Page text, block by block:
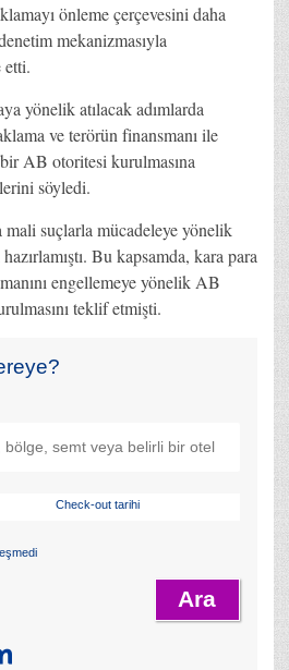
önleme çerçevesini daha
mekanizmasıyla
etti.
yönelik atılacak adımlarda
ve terörün finansmanı ile
AB otoritesi kurulmasına
söyledi.
suçlarla mücadeleye yönelik
Bu kapsamda, kara para
engellemeye yönelik AB
teklif etmişti.
Check-out tarihi